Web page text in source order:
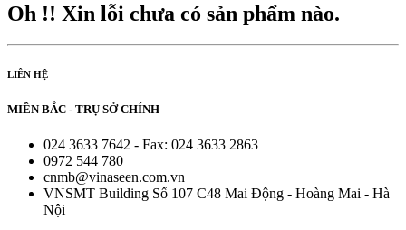
Oh !! Xin lỗi chưa có sản phẩm nào.
LIÊN HỆ
MIỀN BẮC - TRỤ SỞ CHÍNH
024 3633 7642 - Fax: 024 3633 2863
0972 544 780
cnmb@vinaseen.com.vn
VNSMT Building Số 107 C48 Mai Động - Hoàng Mai - Hà
Nội